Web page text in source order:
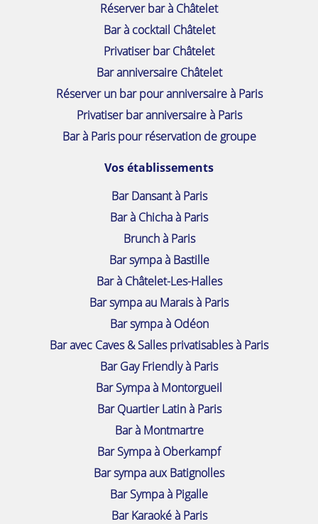
Réserver bar à Châtelet
Bar à cocktail Châtelet
Privatiser bar Châtelet
Bar anniversaire Châtelet
Réserver un bar pour anniversaire à Paris
Privatiser bar anniversaire à Paris
Bar à Paris pour réservation de groupe
Vos établissements
Bar Dansant à Paris
Bar à Chicha à Paris
Brunch à Paris
Bar sympa à Bastille
Bar à Châtelet-Les-Halles
Bar sympa au Marais à Paris
Bar sympa à Odéon
Bar avec Caves & Salles privatisables à Paris
Bar Gay Friendly à Paris
Bar Sympa à Montorgueil
Bar Quartier Latin à Paris
Bar à Montmartre
Bar Sympa à Oberkampf
Bar sympa aux Batignolles
Bar Sympa à Pigalle
Bar Karaoké à Paris